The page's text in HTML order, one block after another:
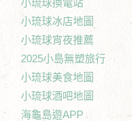
小琉球換電站
小琉球冰店地圖
小琉球宵夜推薦
2025小島無塑旅行
小琉球美食地圖
小琉球酒吧地圖
海龜島遊APP